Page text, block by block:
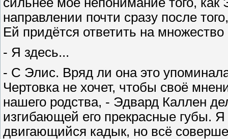
направлении почти сразу после
Ей придётся ответить на
- Я здесь...
- С Элис. Вряд ли она это
Чертовка не хочет, чтобы своё
нашего родства, - Эдвард Каллен
изгибающей его прекрасные губы.
двигающийся кадык, но всё